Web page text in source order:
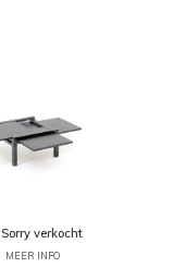
Sorry verkocht
MEER INFO